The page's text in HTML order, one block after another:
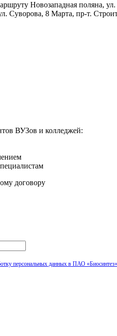
Новозападная поляна,
Суворова, 8 Марта, пр-т.
ВУЗов и колледжей:
договору
персональных данных в ПАО